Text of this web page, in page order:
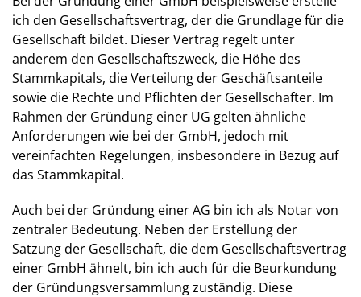
ich den Gesellschaftsvertrag, der die Grundlage für die
Gesellschaft bildet. Dieser Vertrag regelt unter
anderem den Gesellschaftszweck, die Höhe des
Stammkapitals, die Verteilung der Geschäftsanteile
sowie die Rechte und Pflichten der Gesellschafter. Im
Rahmen der Gründung einer UG gelten ähnliche
Anforderungen wie bei der GmbH, jedoch mit
vereinfachten Regelungen, insbesondere in Bezug auf
das Stammkapital.
Auch bei der Gründung einer AG bin ich als Notar von
zentraler Bedeutung. Neben der Erstellung der
Satzung der Gesellschaft, die dem Gesellschaftsvertrag
einer GmbH ähnelt, bin ich auch für die Beurkundung
der Gründungsversammlung zuständig. Diese